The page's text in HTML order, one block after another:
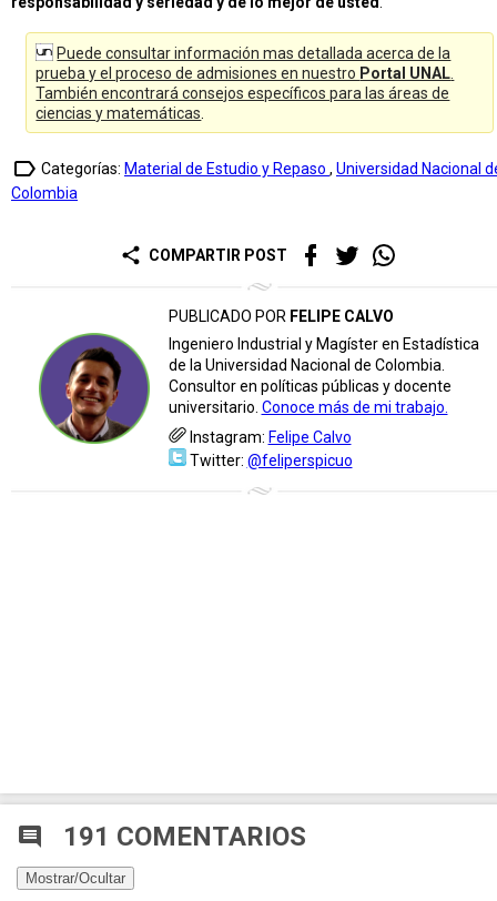
Puede consultar información mas detallada acerca de la
prueba y el proceso de admisiones en nuestro Portal UNAL
También encontrará consejos específicos para las áreas de
ciencias y matemáticas
label_outline Categorías: Material de Estudio y Repaso , Universidad Nacional
Colombia
share COMPARTIR POST
PUBLICADO POR FELIPE CALVO
Ingeniero Industrial y Magíster en Estadística
de la Universidad Nacional de Colombia.
Consultor en políticas públicas y docente
universitario. Conoce más de mi trabajo.
Instagram: Felipe Calvo
Twitter: @feliperspicuo
comment 191 COMENTARIOS
Mostrar/Ocultar